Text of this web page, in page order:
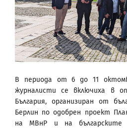
В периода от 6 до 11
журналисти се включиха в
България, организиран от
Берлин по одобрен проект
на МВнР и на